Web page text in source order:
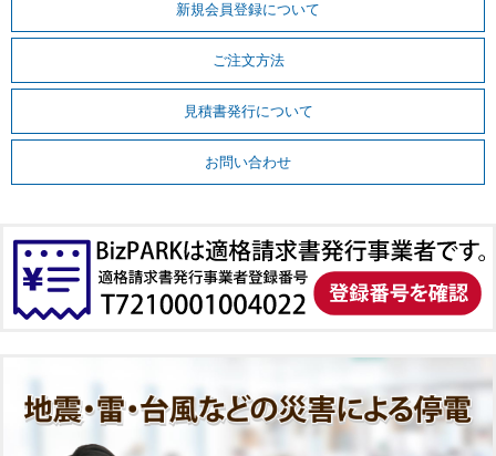
新規会員登録について
ご注文方法
見積書発行について
お問い合わせ